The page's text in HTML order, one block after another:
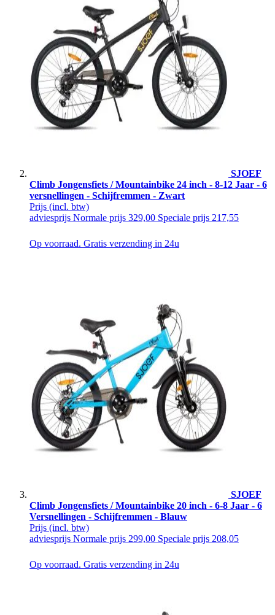
SJOEF
Climb Jongensfiets / Mountainbike 24 inch - 8-12 Jaar - 6
versnellingen - Schijfremmen - Zwart
Prijs (incl. btw)
adviesprijs Normale prijs 329,00 Speciale prijs 217,55
Op voorraad. Gratis verzending in 24u
SJOEF
Climb Jongensfiets / Mountainbike 20 inch - 6-8 Jaar - 6
Versnellingen - Schijfremmen - Blauw
Prijs (incl. btw)
adviesprijs Normale prijs 299,00 Speciale prijs 208,05
Op voorraad. Gratis verzending in 24u